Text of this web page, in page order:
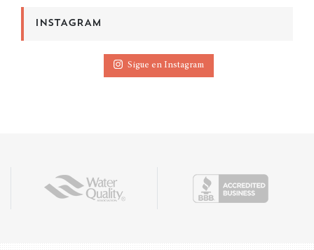
INSTAGRAM
Sigue en Instagram